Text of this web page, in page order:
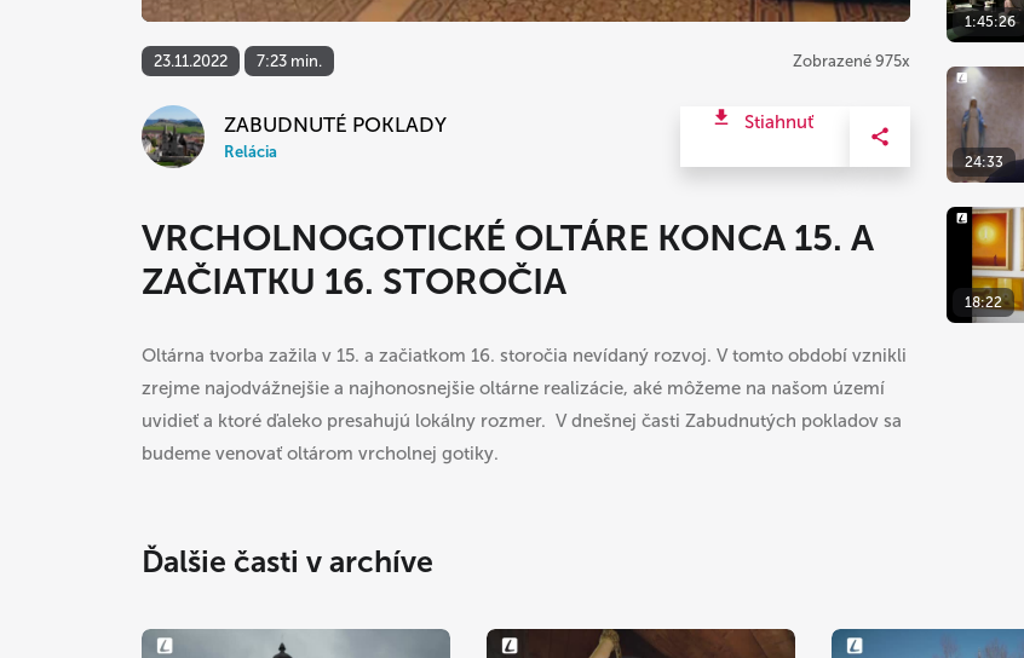
23.11.2022 7:23 min. Zobrazené 975x
ZABUDNUTÉ POKLADY
Relácia
Stiahnuť
VRCHOLNOGOTICKÉ OLTÁRE KONCA 15. A
ZAČIATKU 16. STOROČIA
Oltárna tvorba zažila v 15. a začiatkom 16. storočia nevídaný rozvoj. V tomto období vznikli
zrejme najodvážnejšie a najhonosnejšie oltárne realizácie, aké môžeme na našom území
uvidieť a ktoré ďaleko presahujú lokálny rozmer. V dnešnej časti Zabudnutých pokladov sa
budeme venovať oltárom vrcholnej gotiky.
1:45:26
24:33
18:22
Ďalšie časti v archíve